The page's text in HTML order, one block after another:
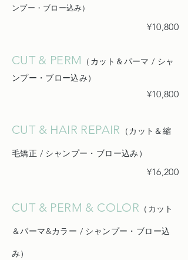
ンプー・ブロー込み）
¥10,800
CUT & PERM
（カット＆パーマ / シャ
ンプー・ブロー込み）
¥10,800
CUT & HAIR REPAIR （カット＆縮
毛矯正 / シャンプー・ブロー込み）
¥16,200
CUT & PERM & COLOR （カット
＆パーマ&カラー / シャンプー・ブロー込
み）